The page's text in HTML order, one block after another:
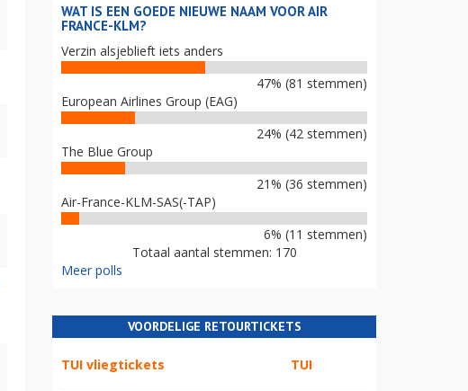
WAT IS EEN GOEDE NIEUWE NAAM VOOR AIR
FRANCE-KLM?
Verzin alsjeblieft iets anders
47% (81 stemmen)
European Airlines Group (EAG)
24% (42 stemmen)
The Blue Group
21% (36 stemmen)
Air-France-KLM-SAS(-TAP)
6% (11 stemmen)
Totaal aantal stemmen: 170
Meer polls
VOORDELIGE RETOURTICKETS
TUI vliegtickets TUI